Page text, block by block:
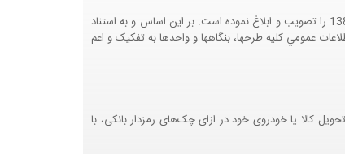
هيئت محترم دولت طي مصوبه شماره 99517/ت49016 ه مورخ 01/09/1393، آيين نامه اجرايي قانون انتشار و دسترسي آزاد به اطلاعات مصوب سال 1388 را تصويب و ابلاغ نموده است. بر اين اساس و به استناد
و برنامه وزارت متبوع مبني بر اينکه اطلاعات عمومي کليه طرحها، بنگاهها و واحدها به تفکيک و اعم
کالا یا خودروی خود در ازای چک‌های رمزدار بانکی، با